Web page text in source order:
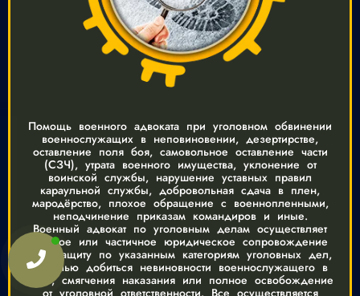
Помощь военного адвоката при уголовном обвинении
военнослужащих в неповиновении, дезертирстве,
оставление поля боя, самовольное оставление части
(СЗЧ), утрата военного имущества, уклонение от
воинской службы, нарушение уставных правил
караульной службы, добровольная сдача в плен,
мародёрство, плохое обращение с военнопленными,
неподчинение приказам командиров и иные.
Военный адвокат по уголовным делам осуществляет
полное или частичное юридическое сопровождение
или защиту по указанным категориям уголовных дел,
с целью добиться невиновности военнослужащего в
суде, смягчения наказания или полное освобождение
от уголовной ответственности. Все осуществляется